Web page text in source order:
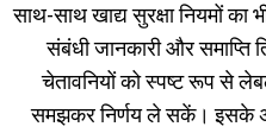
साथ-साथ खाद्य सुरक्षा नियमों का
संबंधी जानकारी और समाप्ति
चेतावनियों को स्पष्ट रूप से
समझकर निर्णय ले सकें। इसके